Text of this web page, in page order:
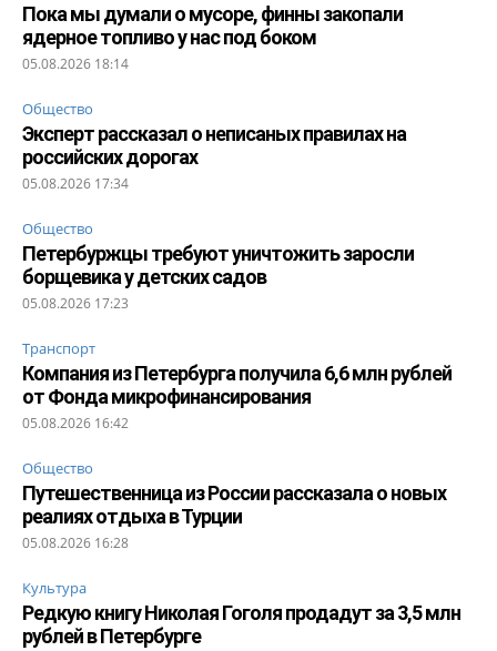
Пока мы думали о мусоре, финны закопали
ядерное топливо у нас под боком
05.08.2026 18:14
Общество
Эксперт рассказал о неписаных правилах на
российских дорогах
05.08.2026 17:34
Общество
Петербуржцы требуют уничтожить заросли
борщевика у детских садов
05.08.2026 17:23
Транспорт
Компания из Петербурга получила 6,6 млн рублей
от Фонда микрофинансирования
05.08.2026 16:42
Общество
Путешественница из России рассказала о новых
реалиях отдыха в Турции
05.08.2026 16:28
Культура
Редкую книгу Николая Гоголя продадут за 3,5 млн
рублей в Петербурге